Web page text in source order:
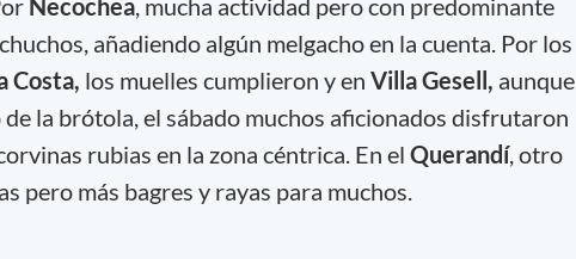
Necochea, mucha actividad pero con predominante
añadiendo algún melgacho en la cuenta. Por los
Costa, los muelles cumplieron y en Villa Gesell, aunque
la brótola, el sábado muchos aficionados disfrutaron
rubias en la zona céntrica. En el Querandí, otro
pero más bagres y rayas para muchos.